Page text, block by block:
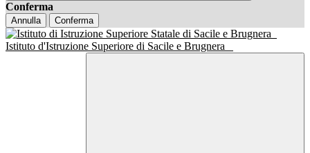
Conferma
Annulla Conferma
Istituto d'Istruzione Superiore di Sacile e Brugnera